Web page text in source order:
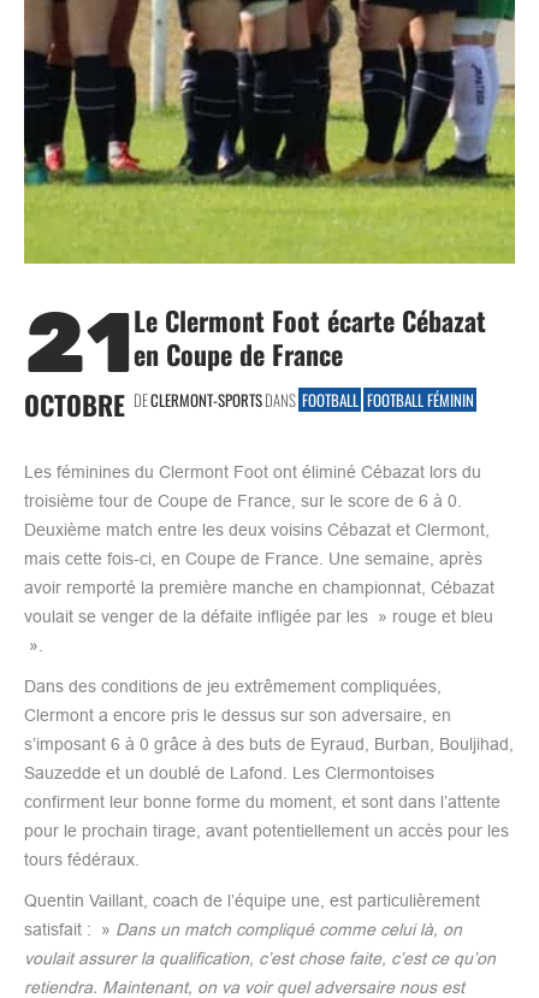
21
OCTOBRE
Le Clermont Foot écarte Cébazat
en Coupe de France
DECLERMONT-SPORTSDANS FOOTBALL FOOTBALL FÉMININ
Les féminines du Clermont Foot ont éliminé Cébazat lors du
troisième tour de Coupe de France, sur le score de 6 à 0.
Deuxième match entre les deux voisins Cébazat et Clermont,
mais cette fois-ci, en Coupe de France. Une semaine, après
avoir remporté la première manche en championnat, Cébazat
voulait se venger de la défaite infligée par les » rouge et bleu
».
Dans des conditions de jeu extrêmement compliquées,
Clermont a encore pris le dessus sur son adversaire, en
s’imposant 6 à 0 grâce à des buts de Eyraud, Burban, Bouljihad,
Sauzedde et un doublé de Lafond. Les Clermontoises
confirment leur bonne forme du moment, et sont dans l’attente
pour le prochain tirage, avant potentiellement un accès pour les
tours fédéraux.
Quentin Vaillant, coach de l’équipe une, est particulièrement
satisfait : » Dans un match compliqué comme celui là, on
voulait assurer la qualification, c’est chose faite, c’est ce qu’on
retiendra. Maintenant, on va voir quel adversaire nous est